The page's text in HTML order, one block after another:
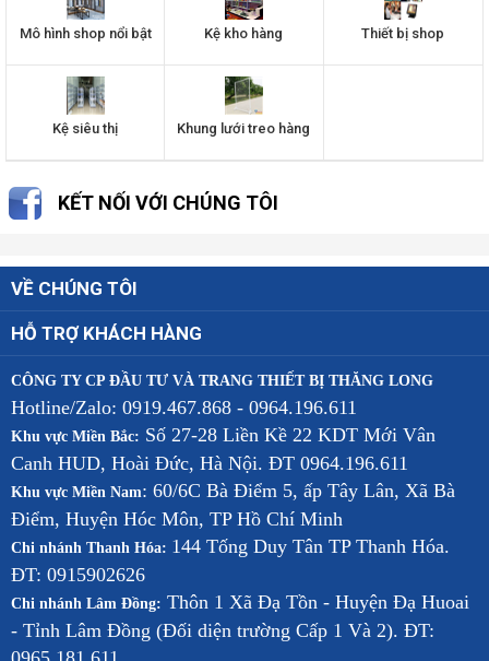
Mô hình shop nổi bật Kệ kho hàng Thiết bị shop
Kệ siêu thị Khung lưới treo hàng
KẾT NỐI VỚI CHÚNG TÔI
VỀ CHÚNG TÔI
HỖ TRỢ KHÁCH HÀNG
CÔNG TY CP ĐẦU TƯ VÀ TRANG THIẾT BỊ THĂNG LONG
Hotline/Zalo: 0919.467.868 - 0964.196.611
Khu vực Miền Bắc: Số 27-28 Liền Kề 22 KDT Mới Vân
Canh HUD, Hoài Đức, Hà Nội. ĐT 0964.196.611
Khu vực Miền Nam: 60/6C Bà Điểm 5, ấp Tây Lân, Xã Bà
Điểm, Huyện Hóc Môn, TP Hồ Chí Minh
Chi nhánh Thanh Hóa: 144 Tống Duy Tân TP Thanh Hóa.
ĐT: 0915902626
Chi nhánh Lâm Đồng: Thôn 1 Xã Đạ Tồn - Huyện Đạ Huoai
- Tỉnh Lâm Đồng (Đối diện trường Cấp 1 Và 2). ĐT: